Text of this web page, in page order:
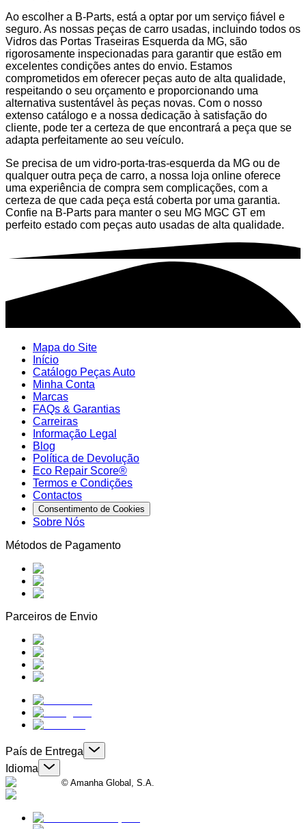
Ao escolher a B-Parts, está a optar por um serviço fiável e
seguro. As nossas peças de carro usadas, incluindo todos os
Vidros das Portas Traseiras Esquerda da MG, são
rigorosamente inspecionadas para garantir que estão em
excelentes condições antes do envio. Estamos
comprometidos em oferecer peças auto de alta qualidade,
respeitando o seu orçamento e proporcionando uma
alternativa sustentável às peças novas. Com o nosso
extenso catálogo e a nossa dedicação à satisfação do
cliente, pode ter a certeza de que encontrará a peça que se
adapta perfeitamente ao seu veículo.
Se precisa de um vidro-porta-tras-esquerda da MG ou de
qualquer outra peça de carro, a nossa loja online oferece
uma experiência de compra sem complicações, com a
certeza de que cada peça está coberta por uma garantia.
Confie na B-Parts para manter o seu MG MGC GT em
perfeito estado com peças auto usadas de alta qualidade.
Mapa do Site
Início
Catálogo Peças Auto
Minha Conta
Marcas
FAQs & Garantias
Carreiras
Informação Legal
Blog
Política de Devolução
Eco Repair Score®
Termos e Condições
Contactos
Consentimento de Cookies
Sobre Nós
Métodos de Pagamento
Parceiros de Envio
País de Entrega
Idioma
© Amanha Global, S.A.